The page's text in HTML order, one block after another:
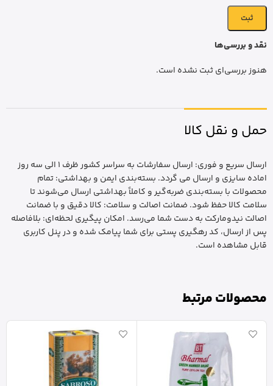
نقد و بررسی‌ها
هنوز بررسی‌ای ثبت نشده است.
حمل و نقل کالا
ارسال سریع و فوری: ارسال سفارشات به سراسر کشور ظرف 1 الی سه روز
اماده سایزی و ارسال می گردد. بسته‌بندی ایمن و بهداشتی: تمام
محصولات با بسته‌بندی ضربه‌گیر و کاملاً بهداشتی ارسال می‌شوند تا
سلامت کالا حفظ شود. ضمانت اصالت و سلامت: کالا دقیق و با ضمانت
اصالت نیدومارکت به دست شما می‌رسد. امکان پیگیری لحظه‌ای: بلافاصله
پس از ارسال، کد رهگیری پستی برای شما پیامک شده و در پنل کاربری
قابل مشاهده است.
محصولات مرتبط